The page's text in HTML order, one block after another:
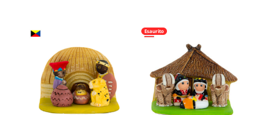
Esaurito